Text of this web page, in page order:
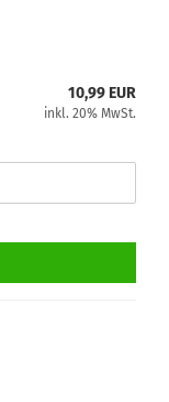
10,99 EUR
inkl. 20% MwSt.